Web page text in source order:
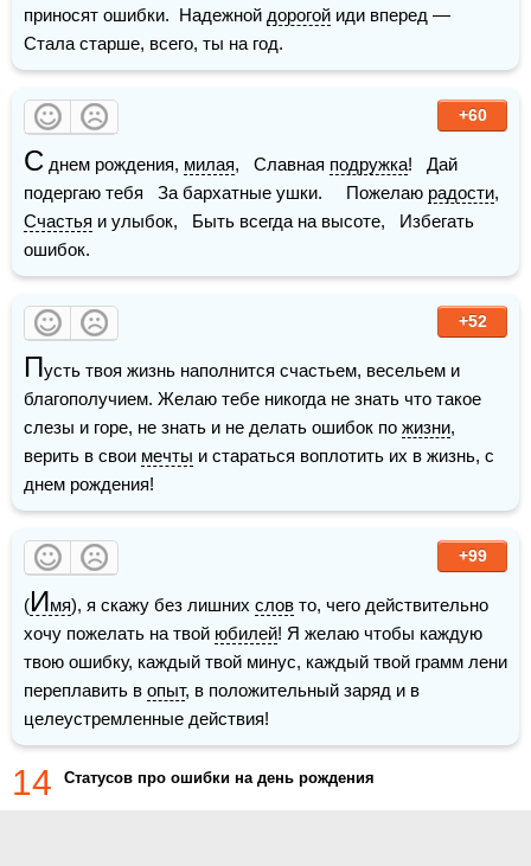
приносят ошибки.  Надежной дорогой иди вперед —
Стала старше, всего, ты на год.
+60
С днем рождения, милая,   Славная подружка!   Дай
подергаю тебя   За бархатные ушки.     Пожелаю радости
Счастья и улыбок,   Быть всегда на высоте,   Избегать
ошибок.
+52
Пусть твоя жизнь наполнится счастьем, весельем и
благополучием. Желаю тебе никогда не знать что такое
слезы и горе, не знать и не делать ошибок по жизни,
верить в свои мечты и стараться воплотить их в жизнь, с
днем рождения!
+99
(Имя), я скажу без лишних слов то, чего действительно
хочу пожелать на твой юбилей! Я желаю чтобы каждую
твою ошибку, каждый твой минус, каждый твой грамм лени
переплавить в опыт, в положительный заряд и в
целеустремленные действия!
14 Статусов про ошибки на день рождения